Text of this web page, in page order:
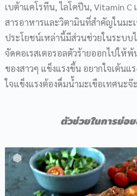
เบต้าแคโรทีน, ไลโคปีน, Vitamin C
สารอาหารและวิตามินที่สำคัญในมะ
ประโยชน์เหล่านี้มีส่วนช่วยในระบบ
จัดคอเรสเตอรอลตัวร้ายออกไปให้พ้
ของสาวๆ แข็งแรงขึ้น อยากใจเต้นแ
ใจแข็งแรงต้องดื่มน้ำมะเขือเทศนะจ๊ะ
ตัวช่วยในการย่อย